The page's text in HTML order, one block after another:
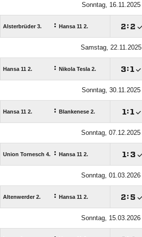
Sonntag, 16.11.2025
Alsterbrüder 3. : Hansa 11 2. : 
Samstag, 22.11.2025
Hansa 11 2. : Nikola Tesla 2. :
Sonntag, 30.11.2025
Hansa 11 2. : Blankenese 2.  :
Sonntag, 07.12.2025
Union Tornesch 4. : Hansa 11 2.  : 
Sonntag, 01.03.2026
Altenwerder 2. : Hansa 11 2. : 
Sonntag, 15.03.2026